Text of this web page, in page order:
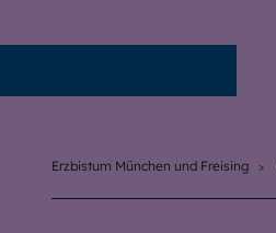
Erzbistum München und Freising